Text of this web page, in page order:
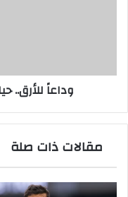
وداعاً للأرق..
مقالات ذات صلة